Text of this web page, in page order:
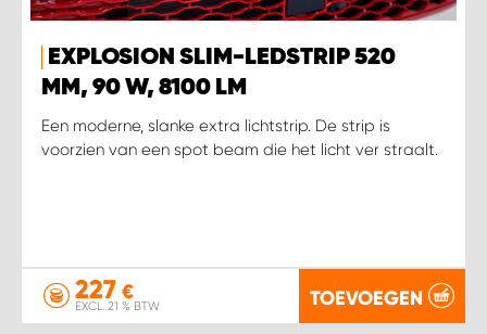
EXPLOSION SLIM-LEDSTRIP 520
MM, 90 W, 8100 LM
Een moderne, slanke extra lichtstrip. De strip is
voorzien van een spot beam die het licht ver straalt.
227 €
EXCL. 21 % BTW TOEVOEGEN